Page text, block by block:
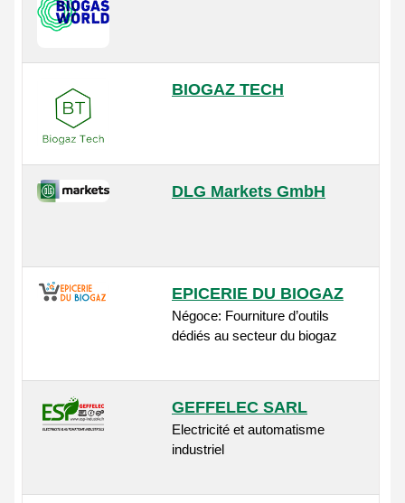
BIOGAZ TECH
DLG Markets GmbH
EPICERIE DU BIOGAZ
Négoce: Fourniture d’outils
dédiés au secteur du biogaz
GEFFELEC SARL
Electricité et automatisme
industriel